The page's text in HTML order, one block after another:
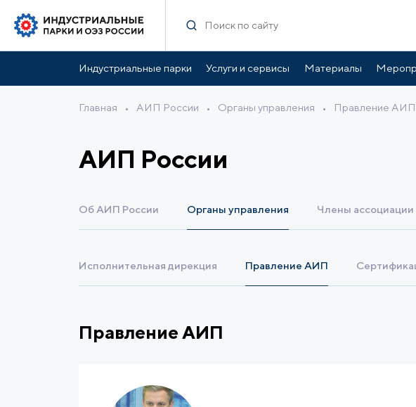
Индустриальные парки Услуги и сервисы Материалы
Главная • АИП России • Органы управления • Правление АИП
АИП России
Об АИП России Органы управления Члены ассоциации
Исполнительная дирекция Правление АИП
Правление АИП